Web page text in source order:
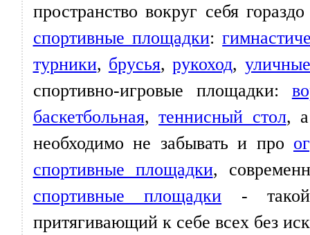
пространство вокруг себя
спортивные площадки:
турники, брусья,рукоход,
спортивно-игровые площадки:
баскетбольная,теннисный стол,
необходимо не забывать и про
спортивные площадки,
спортивные площадки - такой
притягивающий к себе всех без